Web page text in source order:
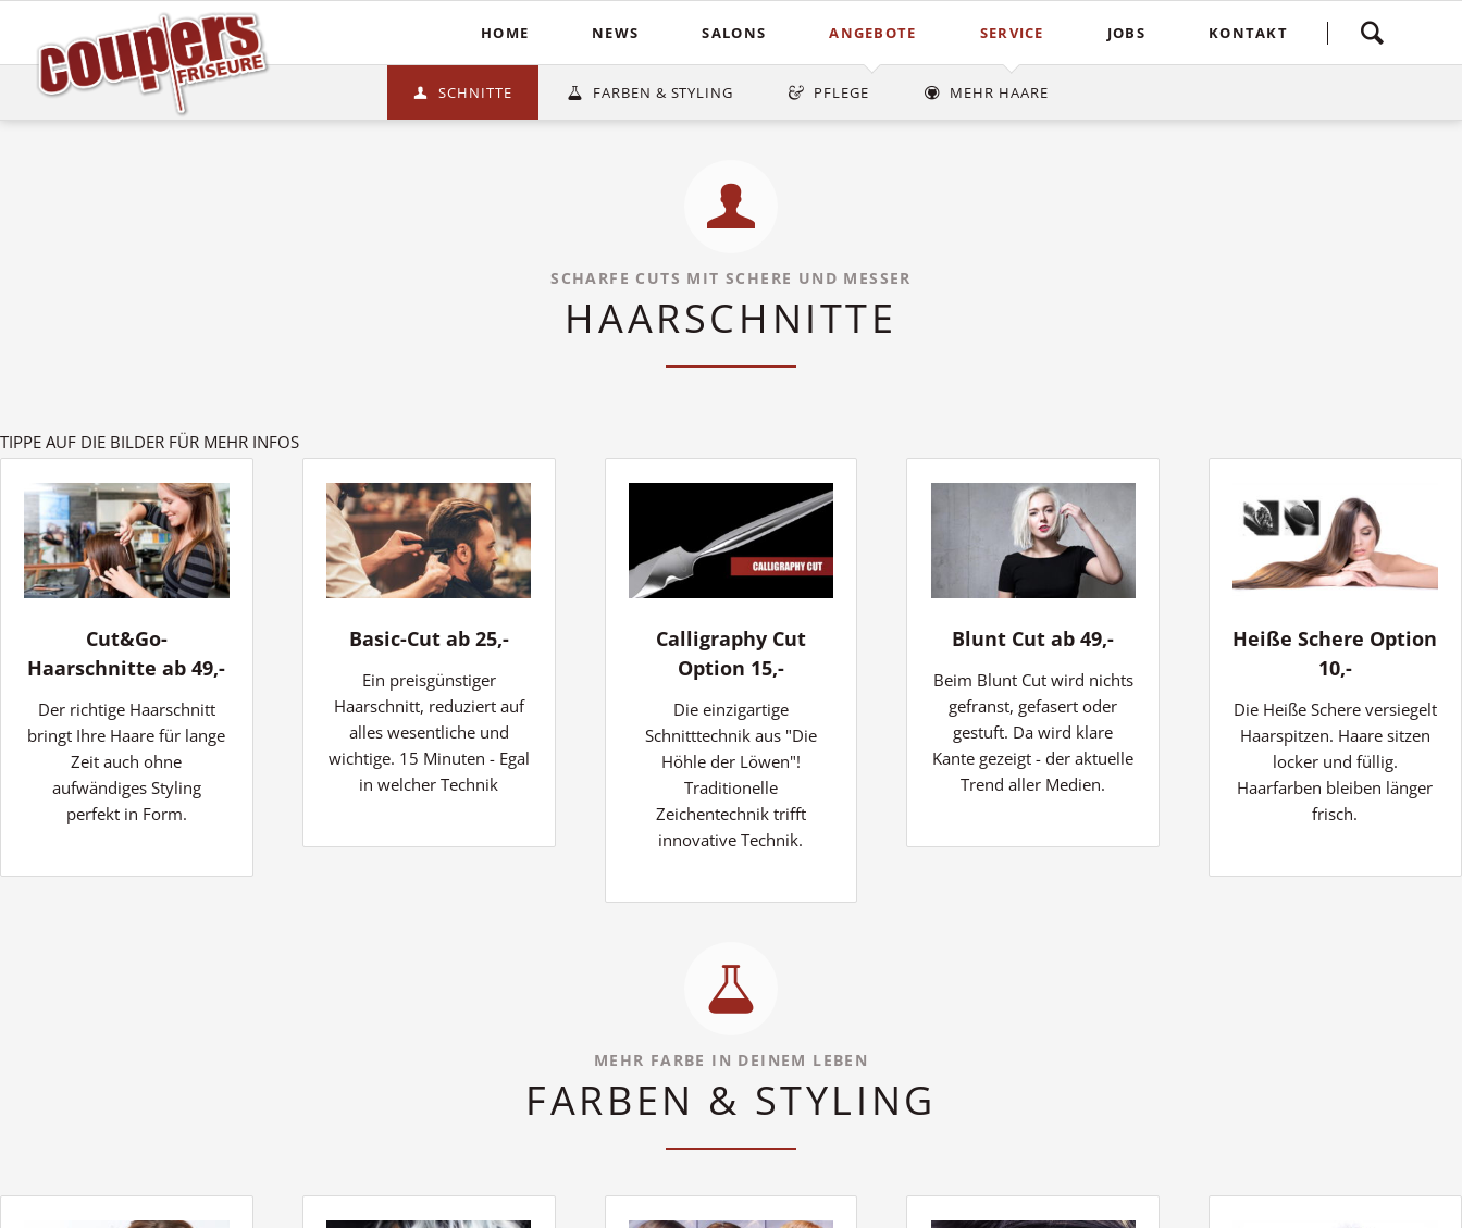
überspringen
HOME NEWS SALONS
In der Südstadt
COUPERS Institute
Auf der Lister Meile
ANGEBOTE
Mehr Haare
Haarverlängerungen
Haaranalyse
Calligraphy Cut
Farbe & Styling
SERVICE
Spontankunden
Kostenlose Kinderhaarschnitte
JOBS KONTAKT
Bewertung
SCHNITTE FARBEN & STYLING PFLEGE MEHR HAARE
SCHARFE CUTS MIT SCHERE UND MESSER
HAARSCHNITTE
TIPPE AUF DIE BILDER FÜR MEHR INFOS
Cut&Go-
Haarschnitte ab 49,-
Der richtige Haarschnitt
bringt Ihre Haare für lange
Zeit auch ohne
aufwändiges Styling
perfekt in Form.
Basic-Cut ab 25,-
Ein preisgünstiger
Haarschnitt, reduziert auf
alles wesentliche und
wichtige. 15 Minuten - Egal
in welcher Technik
Calligraphy Cut
Option 15,-
Die einzigartige
Schnitttechnik aus "Die
Höhle der Löwen"!
Traditionelle
Zeichentechnik trifft
innovative Technik.
Blunt Cut ab 49,-
Beim Blunt Cut wird nichts
gefranst, gefasert oder
gestuft. Da wird klare
Kante gezeigt - der aktuelle
Trend aller Medien.
Heiße Schere Option
10,-
Die Heiße Schere versiegelt
Haarspitzen. Haare sitzen
locker und füllig.
Haarfarben bleiben länger
frisch.
MEHR FARBE IN DEINEM LEBEN
FARBEN & STYLING